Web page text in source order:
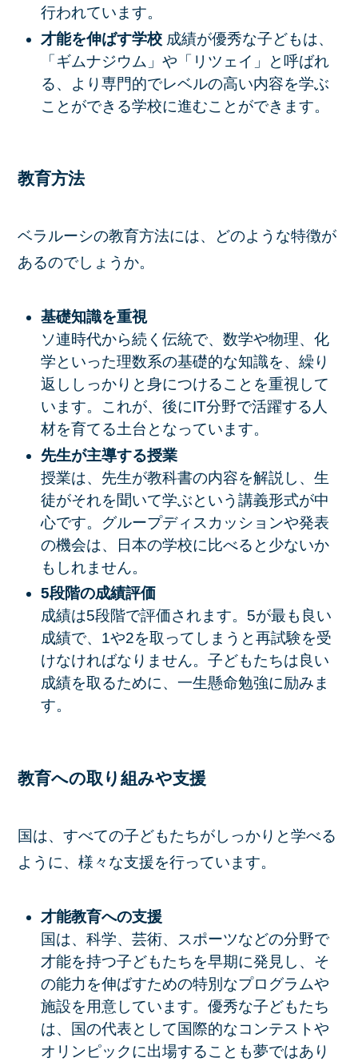
行われています。
才能を伸ばす学校成績が優秀な子どもは、
「ギムナジウム」や「リツェイ」と呼ばれ
る、より専門的でレベルの高い内容を学ぶ
ことができる学校に進むことができます。
教育方法
ベラルーシの教育方法には、どのような特徴が
あるのでしょうか。
基礎知識を重視
ソ連時代から続く伝統で、数学や物理、化
学といった理数系の基礎的な知識を、繰り
返ししっかりと身につけることを重視して
います。これが、後にIT分野で活躍する人
材を育てる土台となっています。
先生が主導する授業
授業は、先生が教科書の内容を解説し、生
徒がそれを聞いて学ぶという講義形式が中
心です。グループディスカッションや発表
の機会は、日本の学校に比べると少ないか
もしれません。
5段階の成績評価
成績は5段階で評価されます。5が最も良い
成績で、1や2を取ってしまうと再試験を受
けなければなりません。子どもたちは良い
成績を取るために、一生懸命勉強に励みま
す。
教育への取り組みや支援
国は、すべての子どもたちがしっかりと学べる
ように、様々な支援を行っています。
才能教育への支援
国は、科学、芸術、スポーツなどの分野で
才能を持つ子どもたちを早期に発見し、そ
の能力を伸ばすための特別なプログラムや
施設を用意しています。優秀な子どもたち
は、国の代表として国際的なコンテストや
オリンピックに出場することも夢ではあり